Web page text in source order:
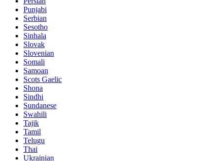
Punjabi
Serbian
Sesotho
Sinhala
Slovak
Slovenian
Somali
Samoan
Scots Gaelic
Shona
Sindhi
Sundanese
Swahili
Tajik
Tamil
Telugu
Thai
Ukrainian